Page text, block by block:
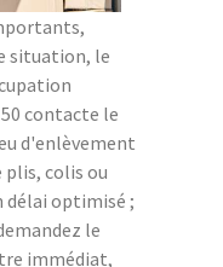
situation, le
50 contacte le
d'enlèvement
colis ou
délai optimisé ;
le
immédiat,